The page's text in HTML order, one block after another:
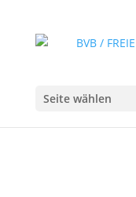
Seite wählen